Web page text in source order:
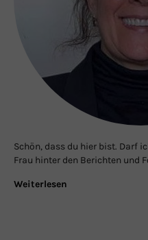
Schön, dass du hier bist. Darf
Frau hinter den Berichten und
Weiterlesen